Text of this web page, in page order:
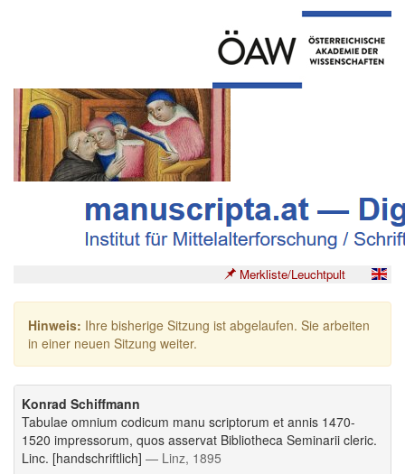
Merkliste/Leuchtpult
Hinweis: Ihre bisherige Sitzung ist abgelaufen. Sie arbeiten
in einer neuen Sitzung weiter.
Konrad Schiffmann
Tabulae omnium codicum manu scriptorum et annis 1470-
1520 impressorum, quos asservat Bibliotheca Seminarii cleric.
Linc. [handschriftlich] — Linz, 1895